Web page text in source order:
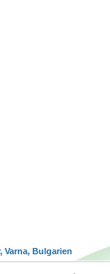
Varna, Bulgarien